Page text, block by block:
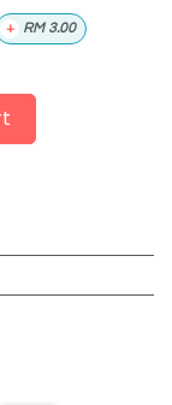
+ RM 3.00